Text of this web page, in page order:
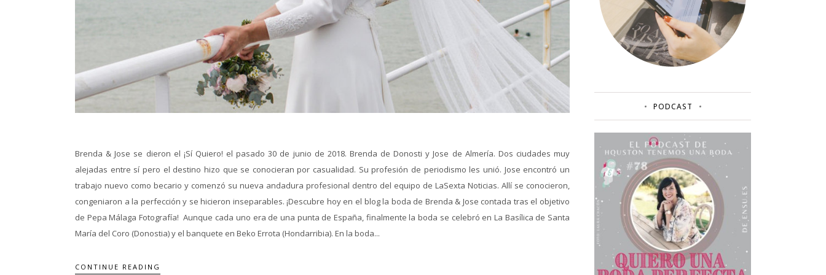
Brenda & Jose se dieron el ¡Sí Quiero! el pasado 30 de junio de 2018. Brenda de Donosti y Jose de Almería. Dos ciudades muy
alejadas entre sí pero el destino hizo que se conocieran por casualidad. Su profesión de periodismo les unió. Jose encontró un
trabajo nuevo como becario y comenzó su nueva andadura profesional dentro del equipo de LaSexta Noticias. Allí se conocieron,
congeniaron a la perfección y se hicieron inseparables. ¡Descubre hoy en el blog la boda de Brenda & Jose contada tras el objetivo
de Pepa Málaga Fotografía! Aunque cada uno era de una punta de España, finalmente la boda se celebró en La Basílica de Santa
María del Coro (Donostia) y el banquete en Beko Errota (Hondarribia). En la boda...
CONTINUE READING
PODCAST